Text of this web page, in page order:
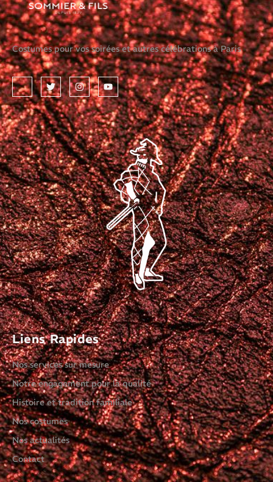
Costumes pour vos soirées et autres célébrations à Paris
Liens Rapides
Nos services sur mesure
Notre engagement pour la qualité
Histoire et tradition familiale
Nos costumes
Nos actualités
Contact